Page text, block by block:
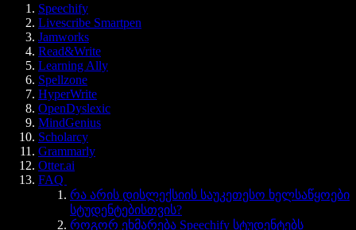
Speechify
Livescribe Smartpen
Jamworks
Read&Write
Learning Ally
Spellzone
HyperWrite
OpenDyslexic
MindGenius
Scholarcy
Grammarly
Otter.ai
FAQ
რა არის დისლექსიის საუკეთესო ხელსაწყოები
სტუდენტებისთვის?
როგორ ეხმარება Speechify სტუდენტებს